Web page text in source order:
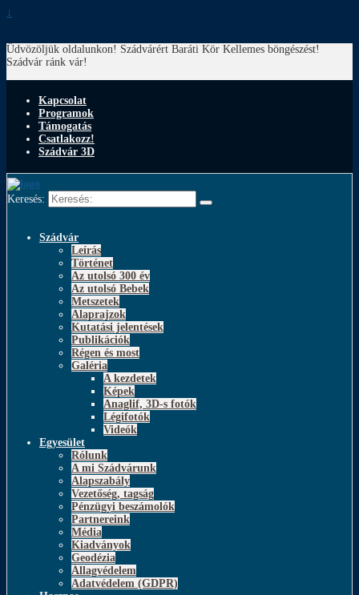
↓
Üdvözöljük oldalunkon! Szádvárért Baráti Kör Kellemes böngészést!
Szádvár ránk vár!
Kapcsolat
Programok
Támogatás
Csatlakozz!
Szádvár 3D
Keresés:
Szádvár
Leírás
Történet
Az utolsó 300 év
Az utolsó Bebek
Metszetek
Alaprajzok
Kutatási jelentések
Publikációk
Régen és most
Galéria
A kezdetek
Képek
Anaglif, 3D-s fotók
Légifotók
Videók
Egyesület
Rólunk
A mi Szádvárunk
Alapszabály
Vezetőség, tagság
Pénzügyi beszámolók
Partnereink
Média
Kiadványok
Geodézia
Állagvédelem
Adatvédelem (GDPR)